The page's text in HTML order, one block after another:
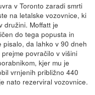
v Toronto zaradi smrti
na letalske vozovnice, ki
družini. Moffatt je
do tega popusta in
da lahko v 90 dneh
povračilo v višini
kjer mu je
vrnjenih približno 440
nato rezerviral vozovnice.